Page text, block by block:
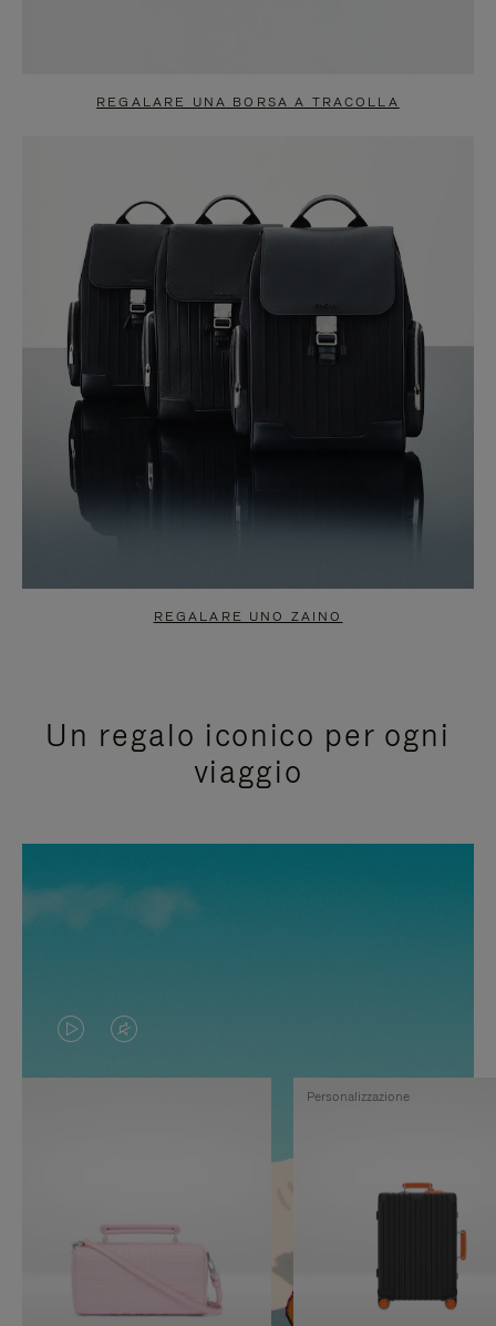
REGALARE UNA BORSA A TRACOLLA
REGALARE UNO ZAINO
Un regalo iconico per ogni
viaggio
IL
VIDEO
PAUSA,
PREMERE
IL
VIDEO
SILENZIATO,
ATTIVARE
Personalizzazione